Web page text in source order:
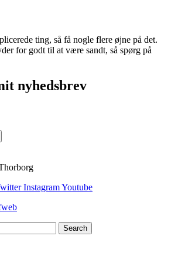
ting, så få nogle flere øjne på det.
for godt til at være sandt, så spørg på
nyhedsbrev
InstagramYoutube
Search